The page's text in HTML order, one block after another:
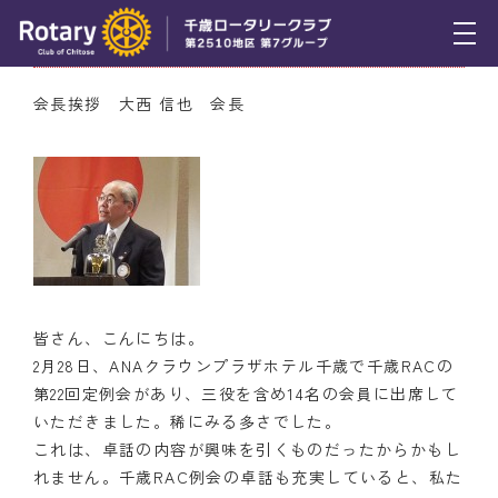
トピックス
活動報告
理事会報告
スケジュール
年間プログラム
木曜会
組織図
クラブのあゆみ
3月9日（木） 会長挨拶
会長挨拶 大西 信也 会長
皆さん、こんにちは。
2月28日、ANAクラウンプラザホテル千歳で千歳RACの
第22回定例会があり、三役を含め14名の会員に出席して
いただきました。稀にみる多さでした。
これは、卓話の内容が興味を引くものだったからかもし
れません。千歳RAC例会の卓話も充実していると、私た